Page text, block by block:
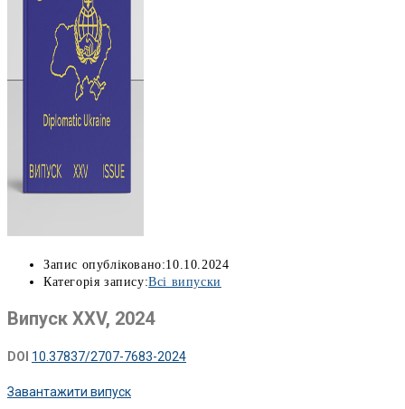
Запис опубліковано:10.10.2024
Категорія запису:Всі випуски
Випуск XXV, 2024
DOI 10.37837/2707-7683-2024
Завантажити випуск